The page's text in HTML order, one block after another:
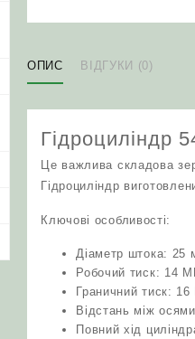
ОПИС ВІДГУКИ (0)
Гідроциліндр
Це важлива складова
Гідроциліндр
Ключові особливості:
Діаметр штока: 25
Робочий тиск: 14
Граничний тиск:
Відстань між
Повний хід